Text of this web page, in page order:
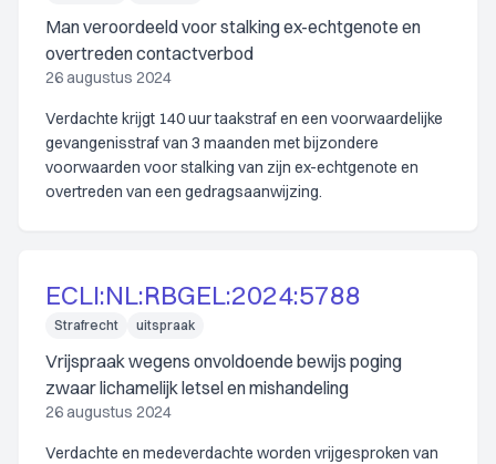
Man veroordeeld voor stalking ex-echtgenote en
overtreden contactverbod
26 augustus 2024
Verdachte krijgt 140 uur taakstraf en een voorwaardelijke
gevangenisstraf van 3 maanden met bijzondere
voorwaarden voor stalking van zijn ex-echtgenote en
overtreden van een gedragsaanwijzing.
ECLI:NL:RBGEL:2024:5788
Strafrecht uitspraak
Vrijspraak wegens onvoldoende bewijs poging
zwaar lichamelijk letsel en mishandeling
26 augustus 2024
Verdachte en medeverdachte worden vrijgesproken van